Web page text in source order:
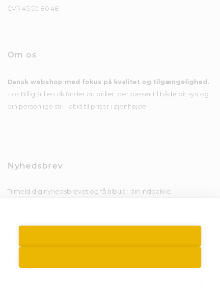
CVR 45 50 80 48
Om os
Dansk webshop med fokus på kvalitet og tilgængelighed.
Hos BilligBrillen.dk finder du briller, der passer til både dit syn og
din personlige stil – altid til priser i øjenhøjde.
Nyhedsbrev
Tilmeld dig nyhedsbrevet og få tilbud i din indbakke.